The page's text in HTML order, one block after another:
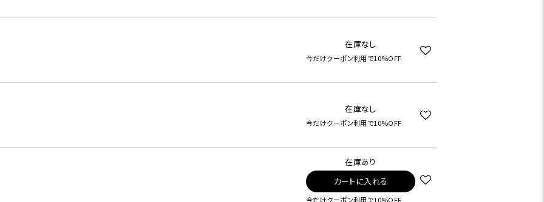
在庫なし
今だけクーポン利用で10%OFF
在庫なし
今だけクーポン利用で10%OFF
在庫あり
カートに入れる
今だけクーポン利用で10%OFF